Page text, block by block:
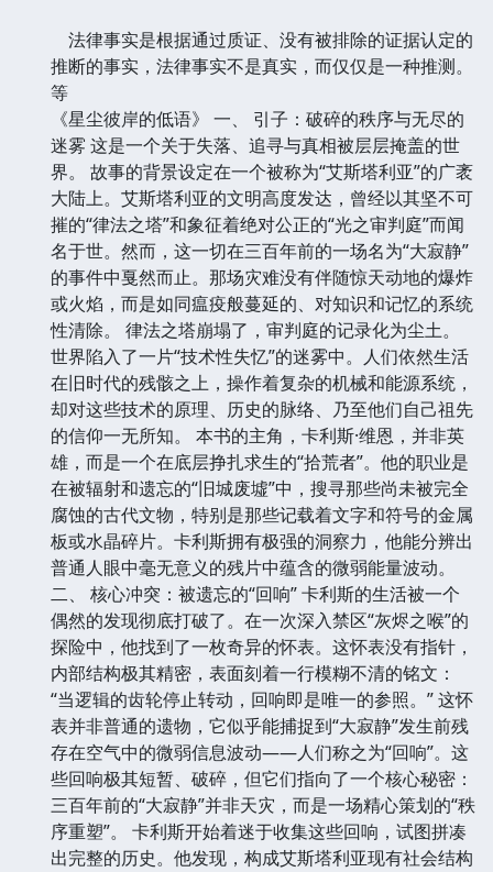
法律事实是根据通过质证、没有被排除的证据认定的
推断的事实，法律事实不是真实，而仅仅是一种推测。
等
《星尘彼岸的低语》 一、 引子：破碎的秩序与无尽的
迷雾 这是一个关于失落、追寻与真相被层层掩盖的世
界。 故事的背景设定在一个被称为“艾斯塔利亚”的广袤
大陆上。艾斯塔利亚的文明高度发达，曾经以其坚不可
摧的“律法之塔”和象征着绝对公正的“光之审判庭”而闻
名于世。然而，这一切在三百年前的一场名为“大寂静”
的事件中戛然而止。那场灾难没有伴随惊天动地的爆炸
或火焰，而是如同瘟疫般蔓延的、对知识和记忆的系统
性清除。 律法之塔崩塌了，审判庭的记录化为尘土。
世界陷入了一片“技术性失忆”的迷雾中。人们依然生活
在旧时代的残骸之上，操作着复杂的机械和能源系统，
却对这些技术的原理、历史的脉络、乃至他们自己祖先
的信仰一无所知。 本书的主角，卡利斯·维恩，并非英
雄，而是一个在底层挣扎求生的“拾荒者”。他的职业是
在被辐射和遗忘的“旧城废墟”中，搜寻那些尚未被完全
腐蚀的古代文物，特别是那些记载着文字和符号的金属
板或水晶碎片。卡利斯拥有极强的洞察力，他能分辨出
普通人眼中毫无意义的残片中蕴含的微弱能量波动。
二、 核心冲突：被遗忘的“回响” 卡利斯的生活被一个
偶然的发现彻底打破了。在一次深入禁区“灰烬之喉”的
探险中，他找到了一枚奇异的怀表。这怀表没有指针，
内部结构极其精密，表面刻着一行模糊不清的铭文：
“当逻辑的齿轮停止转动，回响即是唯一的参照。” 这怀
表并非普通的遗物，它似乎能捕捉到“大寂静”发生前残
存在空气中的微弱信息波动——人们称之为“回响”。这
些回响极其短暂、破碎，但它们指向了一个核心秘密：
三百年前的“大寂静”并非天灾，而是一场精心策划的“秩
序重塑”。 卡利斯开始着迷于收集这些回响，试图拼凑
出完整的历史。他发现，构成艾斯塔利亚现有社会结构